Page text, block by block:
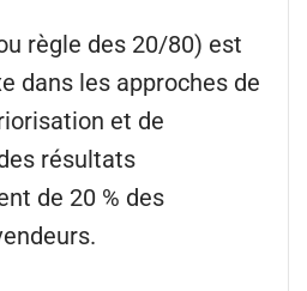
règle des 20/80) est
dans les approches de
et de
résultats
de 20 % des